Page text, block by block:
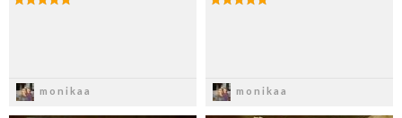
monikaa monikaa